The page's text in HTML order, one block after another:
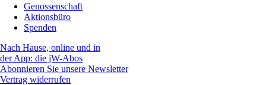
Genossenschaft
Aktionsbüro
Spenden
Nach Hause, online und in
der App: die jW-Abos
Abonnieren Sie unsere Newsletter
Vertrag widerrufen